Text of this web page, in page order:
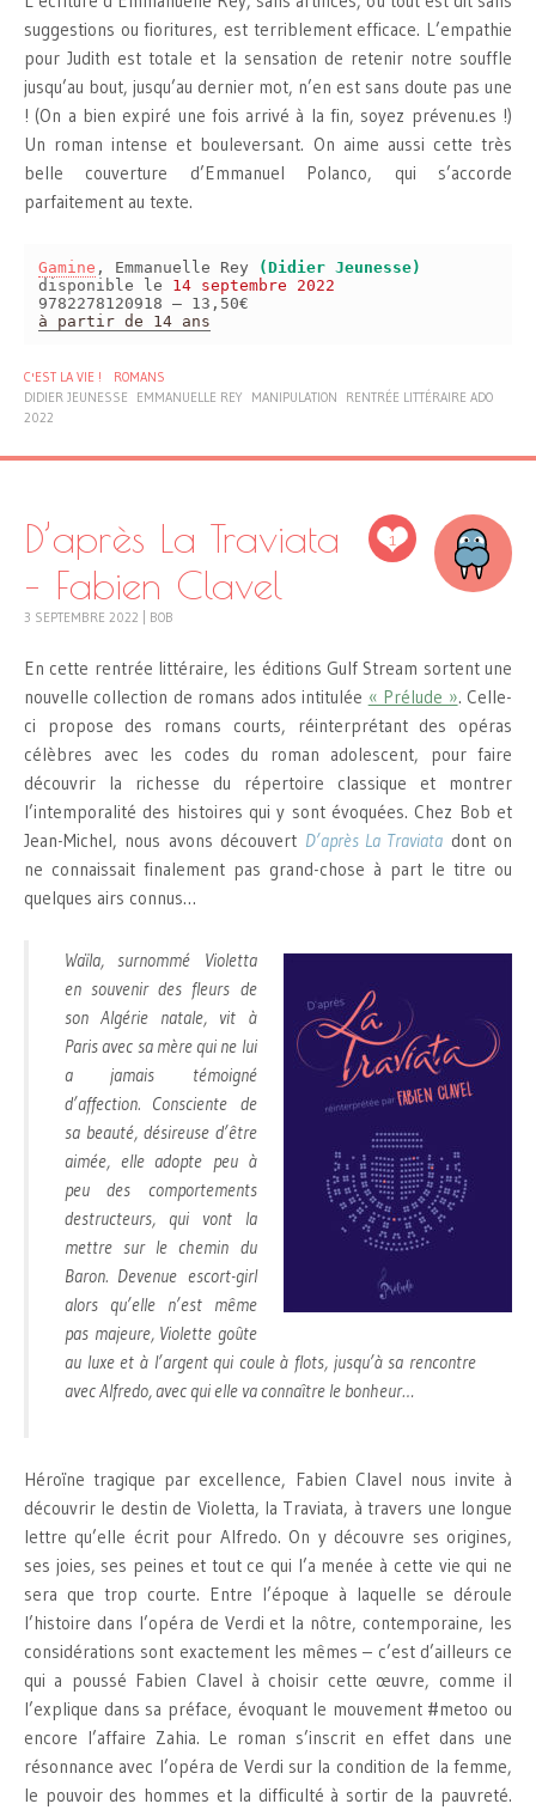
suggestions ou fioritures, est terriblement efficace. L’empathie
pour Judith est totale et la sensation de retenir notre souffle
jusqu’au bout, jusqu’au dernier mot, n’en est sans doute pas une
! (On a bien expiré une fois arrivé à la fin, soyez prévenu.es !)
Un roman intense et bouleversant. On aime aussi cette très
belle couverture d’Emmanuel Polanco, qui s’accorde
parfaitement au texte.
Gamine , Emmanuelle Rey
(Didier Jeunesse)
disponible le 14 septembre 2022
9782278120918 – 13,50€
à partir de 14 ans
C'EST LA VIE !
ROMANS
DIDIER JEUNESSE
EMMANUELLE REY MANIPULATION
RENTRÉE LITTÉRAIRE ADO
2022
1
D’après La Traviata
– Fabien Clavel
3 SEPTEMBRE 2022 BOB
En cette rentrée littéraire, les éditions Gulf Stream sortent une
nouvelle collection de romans ados intitulée « Prélude ». Celle-
ci propose des romans courts, réinterprétant des opéras
célèbres avec les codes du roman adolescent, pour faire
découvrir la richesse du répertoire classique et montrer
l’intemporalité des histoires qui y sont évoquées. Chez Bob et
Jean-Michel, nous avons découvert D’après La Traviata dont on
ne connaissait finalement pas grand-chose à part le titre ou
quelques airs connus…
Waïla, surnommé Violetta
en souvenir des fleurs de
son Algérie natale, vit à
Paris avec sa mère qui ne lui
a jamais témoigné
d’affection. Consciente de
sa beauté, désireuse d’être
aimée, elle adopte peu à
peu des comportements
destructeurs, qui vont la
mettre sur le chemin du
Baron. Devenue escort-girl
alors qu’elle n’est même
pas majeure, Violette goûte
au luxe et à l’argent qui coule à flots, jusqu’à sa rencontre
avec Alfredo, avec qui elle va connaître le bonheur…
Héroïne tragique par excellence, Fabien Clavel nous invite à
découvrir le destin de Violetta, la Traviata, à travers une longue
lettre qu’elle écrit pour Alfredo. On y découvre ses origines,
ses joies, ses peines et tout ce qui l’a menée à cette vie qui ne
sera que trop courte. Entre l’époque à laquelle se déroule
l’histoire dans l’opéra de Verdi et la nôtre, contemporaine, les
considérations sont exactement les mêmes – c’est d’ailleurs ce
qui a poussé Fabien Clavel à choisir cette œuvre, comme il
l’explique dans sa préface, évoquant le mouvement #metoo ou
encore l’affaire Zahia. Le roman s’inscrit en effet dans une
résonnance avec l’opéra de Verdi sur la condition de la femme,
le pouvoir des hommes et la difficulté à sortir de la pauvreté.